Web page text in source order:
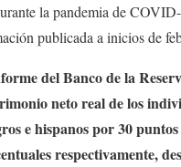
la pandemia de
publicada a inicios de
del Banco de la
neto real de los
e hispanos por 30
respectivamente,